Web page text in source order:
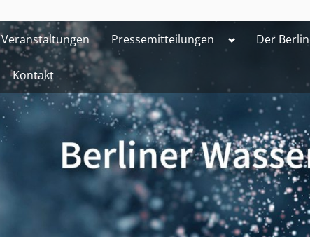
Veranstaltungen Pressemitteilungen ToggleDer
Kontakt